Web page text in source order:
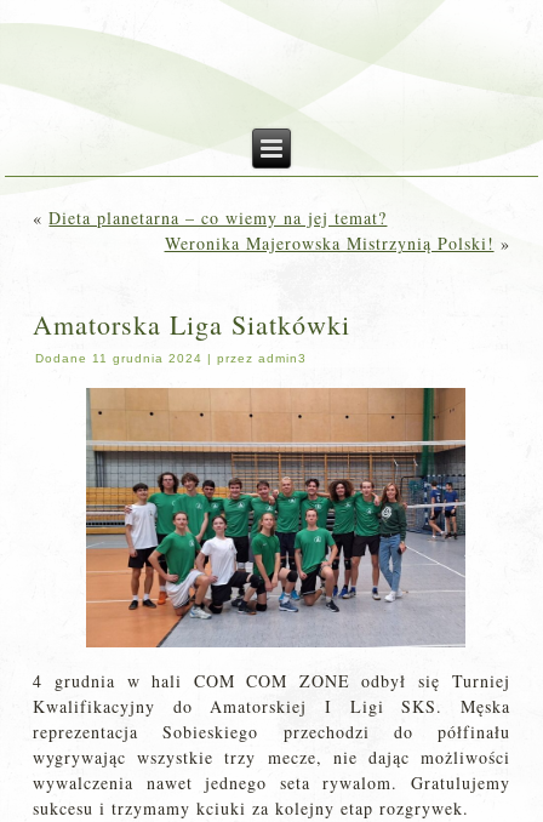
«Dieta planetarna – co wiemy na jej temat?
Weronika Majerowska Mistrzynią Polski! »
Amatorska Liga Siatkówki
Dodane 11 grudnia 2024 |przez admin3
4 grudnia w hali COM COM ZONE odbył się Turniej
Kwalifikacyjny do Amatorskiej I Ligi SKS. Męska
reprezentacja Sobieskiego przechodzi do półfinału
wygrywając wszystkie trzy mecze, nie dając możliwości
wywalczenia nawet jednego seta rywalom. Gratulujemy
sukcesu i trzymamy kciuki za kolejny etap rozgrywek.